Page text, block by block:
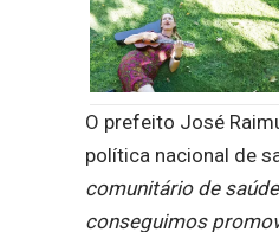
O prefeito José
política nacional de
comunitário de
conseguimos